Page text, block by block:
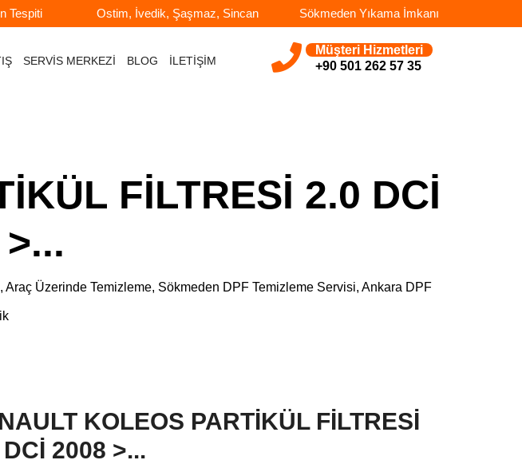
Tespiti Ostim, İvedik, Şaşmaz, Sincan Sökmeden Yıkama İmkanı
SERVİS MERKEZİ BLOG İLETİŞİM
Müşteri Hizmetleri
+90 501 262 57 35
FİLTRESİ 2.0 DCİ
Üzerinde Temizleme, Sökmeden DPF Temizleme Servisi, Ankara DPF
KOLEOS PARTİKÜL FİLTRESİ
2008 >...